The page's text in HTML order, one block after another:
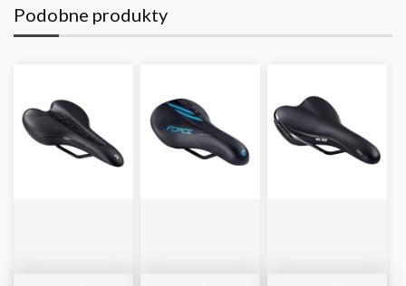
Podobne produkty